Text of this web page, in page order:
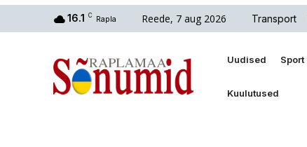
16.1 C Rapla Reede, 7 aug 2026 Transport
Uudised Sport
Kuulutused